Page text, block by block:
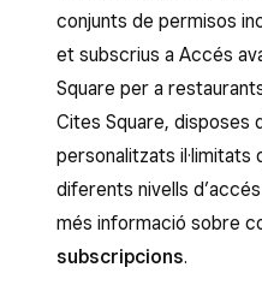
conjunts de permisos
et subscrius a Accés
Square per a
Cites Square, disposes
personalitzats
diferents nivells
més informació sobre
subscripcions.